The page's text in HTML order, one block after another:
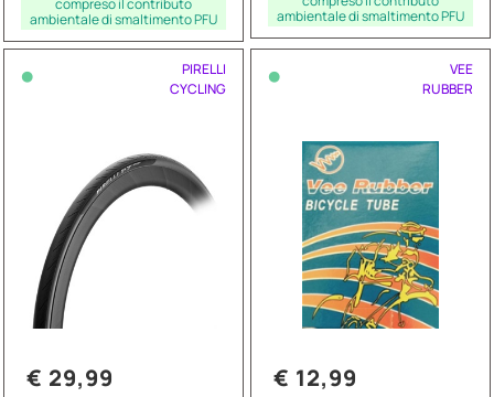
compreso il contributo
ambientale di smaltimento PFU
ambientale di smaltimento PFU
•
PIRELLI
CYCLING
€ 29,99
•
VEE
RUBBER
€ 12,99